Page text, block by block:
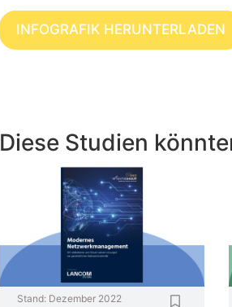
INFOGRAFIK HERUNTERLADEN
Diese Studien
Stand: Dezember 2022